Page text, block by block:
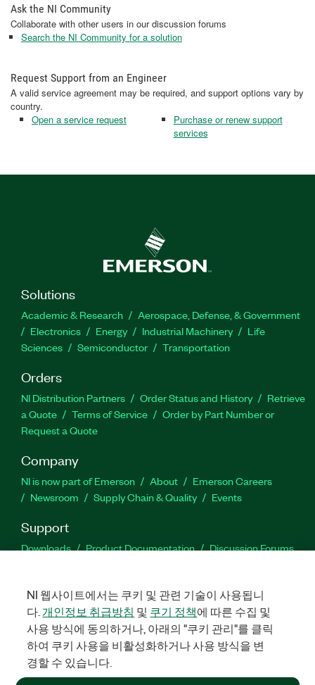
Ask the NI Community
Collaborate with other users in our discussion forums
Search the NI Community for a solution
Request Support from an Engineer
A valid service agreement may be required, and support options vary by
country.
Open a service request
Purchase or renew support
services
Solutions
Academic & Research
Aerospace, Defense, & Government
Electronics
Energy Industrial Machinery
Life
Sciences
Semiconductor Transportation
Orders
NI Distribution Partners Order Status and History
Retrieve
a Quote
Terms of Service
Order by Part Number or
Request a Quote
Company
NI is now part of Emerson About
Emerson Careers
Newsroom
Supply Chain & Quality Events
Support
Downloads Product Documentation
Discussion Forums
Facebook
TwitterLinkedIn
©2026NATIONAL INSTRUMENTS CORP. ALL RIGHTS RESERVED.
NI 웹사이트에서는 쿠키 및 관련 기술이 사용됩니
다.개인정보 취급방침 및 쿠기 정책에 따른 수집 및
사용 방식에 동의하거나, 아래의 "쿠키 관리"를 클릭
하여 쿠키 사용을 비활성화하거나 사용 방식을 변
경할 수 있습니다.